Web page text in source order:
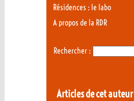
Résidences : le labo
A propos de la RDR
Rechercher :
Articles de cet auteur